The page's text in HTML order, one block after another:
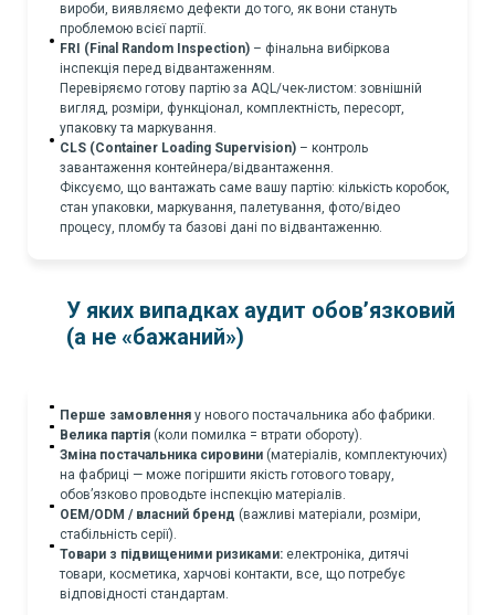
вироби, виявляємо дефекти до того, як вони стануть
проблемою всієї партії.
FRI (Final Random Inspection) – фінальна вибіркова
інспекція перед відвантаженням.
Перевіряємо готову партію за AQL/чек-листом: зовнішній
вигляд, розміри, функціонал, комплектність, пересорт,
упаковку та маркування.
CLS (Container Loading Supervision) – контроль
завантаження контейнера/відвантаження.
Фіксуємо, що вантажать саме вашу партію: кількість коробок,
стан упаковки, маркування, палетування, фото/відео
процесу, пломбу та базові дані по відвантаженню.
У яких випадках аудит обов’язковий
(а не «бажаний»)
Перше замовлення у нового постачальника або фабрики.
Велика партія (коли помилка = втрати обороту).
Зміна постачальника сировини (матеріалів, комплектуючих)
на фабриці — може погіршити якість готового товару,
обов’язково проводьте інспекцію матеріалів.
OEM/ODM / власний бренд (важливі матеріали, розміри,
стабільність серії).
Товари з підвищеними ризиками: електроніка, дитячі
товари, косметика, харчові контакти, все, що потребує
відповідності стандартам.